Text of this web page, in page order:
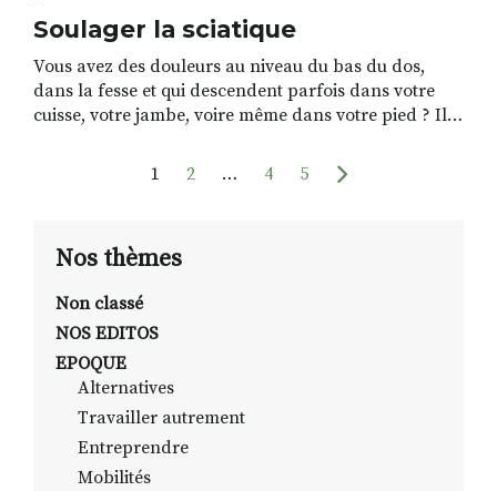
Soulager la sciatique
Vous avez des douleurs au niveau du bas du dos,
dans la fesse et qui descendent parfois dans votre
cuisse, votre jambe, voire même dans votre pied ? Il
appelée sciatalgie. La sciatique est une affection
entrainée par une compression du nerf sciatique, le
1 2 … 4 5
Nos thèmes
Non classé
NOS EDITOS
EPOQUE
Alternatives
Travailler autrement
Entreprendre
Mobilités